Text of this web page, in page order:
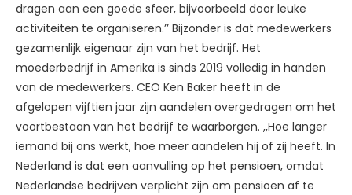
dragen aan een goede sfeer, bijvoorbeeld door leuke
activiteiten te organiseren.’’ Bijzonder is dat medewerkers
gezamenlijk eigenaar zijn van het bedrijf. Het
moederbedrijf in Amerika is sinds 2019 volledig in handen
van de medewerkers. CEO Ken Baker heeft in de
afgelopen vijftien jaar zijn aandelen overgedragen om het
voortbestaan van het bedrijf te waarborgen. ,,Hoe langer
iemand bij ons werkt, hoe meer aandelen hij of zij heeft. In
Nederland is dat een aanvulling op het pensioen, omdat
Nederlandse bedrijven verplicht zijn om pensioen af te